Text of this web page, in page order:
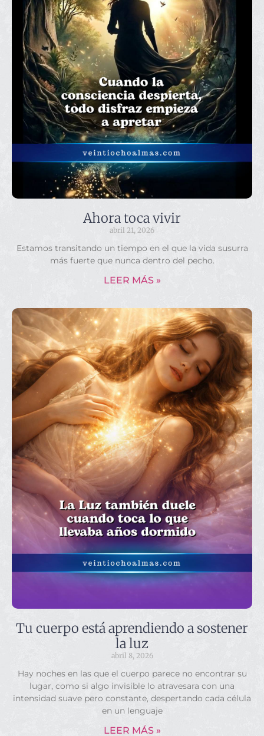
Ahora toca vivir
abril 21, 2026
Estamos transitando un tiempo en el que la vida susurra
más fuerte que nunca dentro del pecho.
LEER MÁS »
Tu cuerpo está aprendiendo a sostener
la luz
abril 8, 2026
Hay noches en las que el cuerpo parece no encontrar su
lugar, como si algo invisible lo atravesara con una
intensidad suave pero constante, despertando cada célula
en un lenguaje
LEER MÁS »